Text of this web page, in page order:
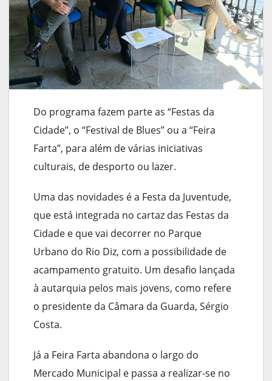
Do programa fazem parte as “Festas da
Cidade”, o “Festival de Blues” ou a “Feira
Farta”, para além de várias iniciativas
culturais, de desporto ou lazer.
Uma das novidades é a Festa da Juventude,
que está integrada no cartaz das Festas da
Cidade e que vai decorrer no Parque
Urbano do Rio Diz, com a possibilidade de
acampamento gratuito. Um desafio lançada
à autarquia pelos mais jovens, como refere
o presidente da Câmara da Guarda, Sérgio
Costa.
Já a Feira Farta abandona o largo do
Mercado Municipal e passa a realizar-se no